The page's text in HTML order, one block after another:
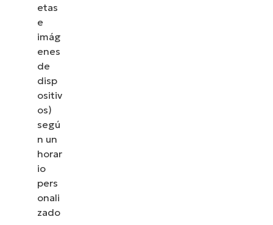
etas
e
imág
enes
de
disp
ositiv
os)
segú
n un
horar
io
pers
onali
zado